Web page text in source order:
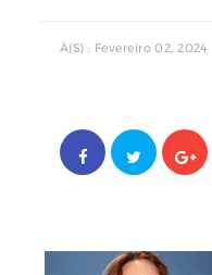
À(s) : Fevereiro 02, 2024